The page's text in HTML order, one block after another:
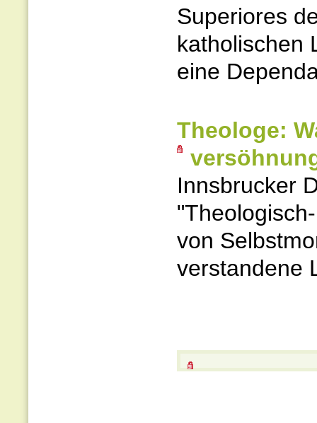
Superiores
katholischen
eine
Theologe:
Innsbrucker
von
verstandene